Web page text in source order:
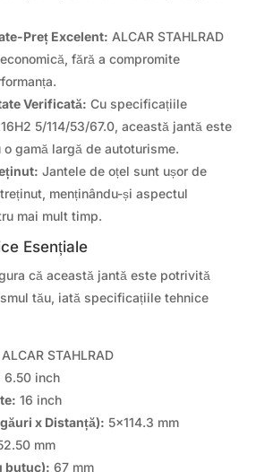
Preț Excelent: ALCAR STAHLRAD
fără a compromite
Verificată: Cu specificațiile
5/114/53/67.0, această jantă este
gamă largă de autoturisme.
Jantele de oțel sunt ușor de
menținându-și aspectul
mai mult timp.
Esențiale
că această jantă este potrivită
tău, iată specificațiile tehnice
ALCAR STAHLRAD
6.50 inch
16 inch
x Distanță): 5×114.3 mm
mm
butuc): 67 mm